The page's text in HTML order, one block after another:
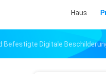
Haus
Befestigte Digitale